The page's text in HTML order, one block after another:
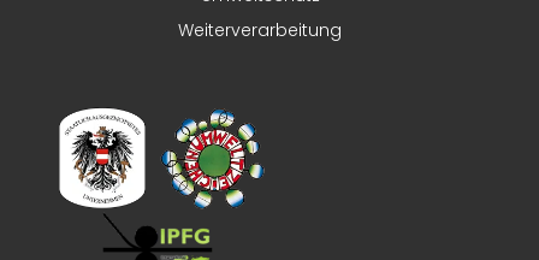
Weiterverarbeitung